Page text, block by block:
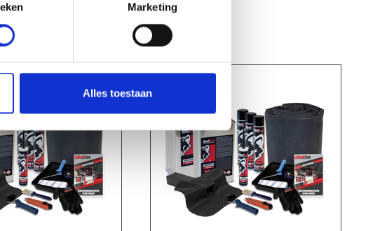
Marketing
Alles toestaan